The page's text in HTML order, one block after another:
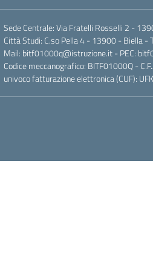
Sede Centrale: Via Fratelli Rosselli 2 -
Città Studi: C.so Pella 4 - 13900 - Biella -
Mail: bitf01000q@istruzione.it- PEC:
Codice meccanografico: BITF01000Q -
univoco fatturazione elettronica (CUF):